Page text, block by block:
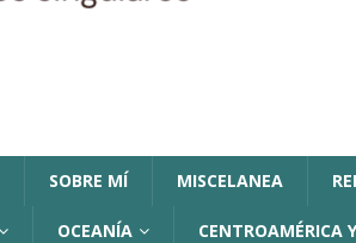
SOBRE MÍ MISCELANEA
OCEANÍA CENTROAMÉRICA